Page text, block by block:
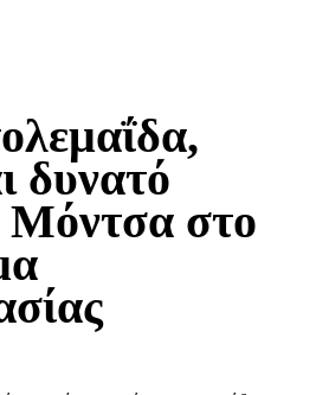
δυνατό
Μόντσα στο